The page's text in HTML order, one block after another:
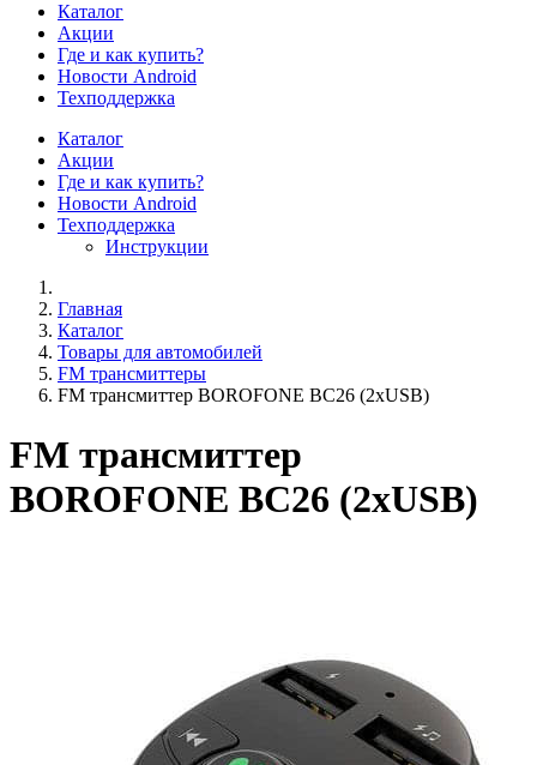
Каталог
Акции
Где и как купить?
Новости Android
Техподдержка
Каталог
Акции
Где и как купить?
Новости Android
Техподдержка
Инструкции
Главная
Каталог
Товары для автомобилей
FM трансмиттеры
FM трансмиттер BOROFONE BC26 (2xUSB)
FM трансмиттер
BOROFONE BC26 (2xUSB)